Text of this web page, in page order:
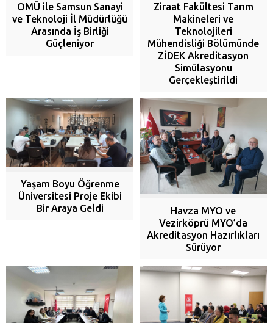
OMÜ ile Samsun Sanayi
ve Teknoloji İl Müdürlüğü
Arasında İş Birliği
Güçleniyor
Ziraat Fakültesi Tarım
Makineleri ve
Teknolojileri
Mühendisliği Bölümünde
ZİDEK Akreditasyon
Simülasyonu
Gerçekleştirildi
Yaşam Boyu Öğrenme
Üniversitesi Proje Ekibi
Bir Araya Geldi
Havza MYO ve
Vezirköprü MYO’da
Akreditasyon Hazırlıkları
Sürüyor